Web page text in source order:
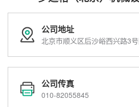
公司地址
北京市顺义区后沙峪西兴路3
公司传真
010-82055845